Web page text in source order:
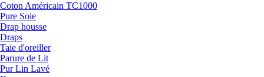
Coton Américain TC1000
Pure Soie
Drap housse
Draps
Taie d'oreiller
Parure de Lit
Pur Lin Lavé